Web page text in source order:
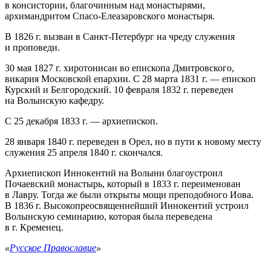
в консистории, благочинным над монастырями,
архимандритом Спасо-Елеазаровского монастыря.
В 1826 г. вызван в Санкт-Петербург на чреду служения
и проповеди.
30 мая 1827 г. хиротонисан во епископа Дмитровского,
викария Московской епархии. С 28 марта 1831 г. — епископ
Курский и Белгородский. 10 февраля 1832 г. переведен
на Волынскую кафедру.
С 25 декабря 1833 г. — архиепископ.
28 января 1840 г. переведен в Орел, но в пути к новому месту
служения 25 апреля 1840 г. скончался.
Архиепископ Иннокентий на Волыни благоустроил
Почаевский монастырь, который в 1833 г. переименован
в Лавру. Тогда же были открыты мощи преподобного Иова.
В 1836 г. Высокопреосвященнейший Иннокентий устроил
Волынскую семинарию, которая была переведена
в г. Кременец.
«Русское Православие»